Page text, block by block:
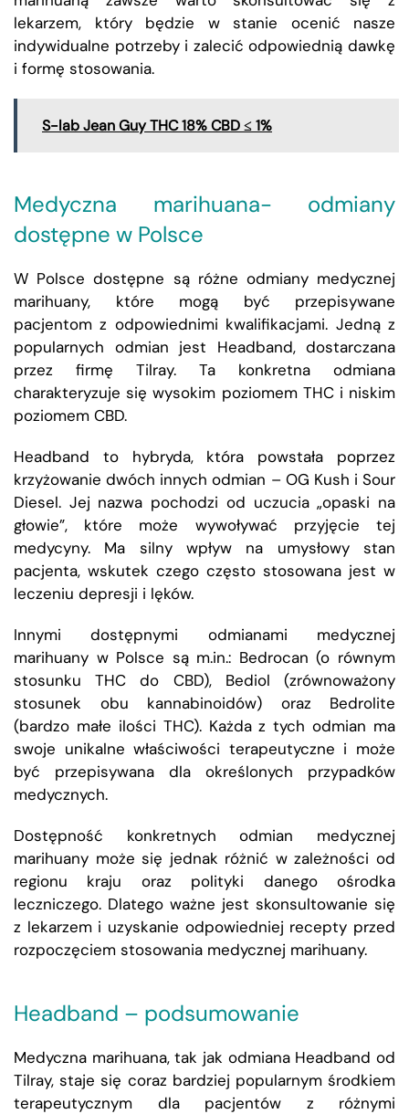
lekarzem, który będzie w stanie ocenić nasze
indywidualne potrzeby i zalecić odpowiednią dawkę
i formę stosowania.
S-lab Jean Guy THC 18% CBD ≤ 1%
Medyczna marihuana- odmiany
dostępne w Polsce
W Polsce dostępne są różne odmiany medycznej
marihuany, które mogą być przepisywane
pacjentom z odpowiednimi kwalifikacjami. Jedną z
popularnych odmian jest Headband, dostarczana
przez firmę Tilray. Ta konkretna odmiana
charakteryzuje się wysokim poziomem THC i niskim
poziomem CBD.
Headband to hybryda, która powstała poprzez
krzyżowanie dwóch innych odmian – OG Kush i Sour
Diesel. Jej nazwa pochodzi od uczucia „opaski na
głowie”, które może wywoływać przyjęcie tej
medycyny. Ma silny wpływ na umysłowy stan
pacjenta, wskutek czego często stosowana jest w
leczeniu depresji i lęków.
Innymi dostępnymi odmianami medycznej
marihuany w Polsce są m.in.: Bedrocan (o równym
stosunku THC do CBD), Bediol (zrównoważony
stosunek obu kannabinoidów) oraz Bedrolite
(bardzo małe ilości THC). Każda z tych odmian ma
swoje unikalne właściwości terapeutyczne i może
być przepisywana dla określonych przypadków
medycznych.
Dostępność konkretnych odmian medycznej
marihuany może się jednak różnić w zależności od
regionu kraju oraz polityki danego ośrodka
leczniczego. Dlatego ważne jest skonsultowanie się
z lekarzem i uzyskanie odpowiedniej recepty przed
rozpoczęciem stosowania medycznej marihuany.
Headband – podsumowanie
Medyczna marihuana, tak jak odmiana Headband od
Tilray, staje się coraz bardziej popularnym środkiem
terapeutycznym dla pacjentów z różnymi